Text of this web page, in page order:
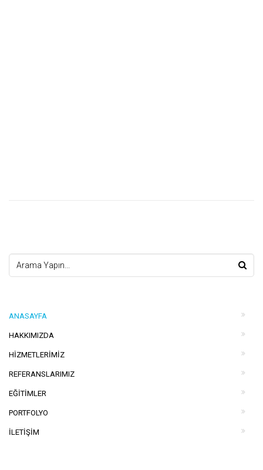
ANASAYFA
HAKKIMIZDA
HIZMETLERIMIZ
REFERANSLARIMIZ
EĞITIMLER
PORTFOLYO
İLETIŞIM